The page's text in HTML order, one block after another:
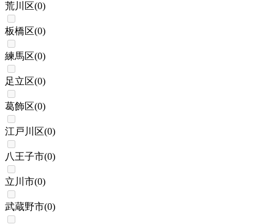
荒川区(0)
板橋区(0)
練馬区(0)
足立区(0)
葛飾区(0)
江戸川区(0)
八王子市(0)
立川市(0)
武蔵野市(0)